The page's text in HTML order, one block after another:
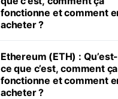
fonctionne et comment
acheter ?
Ethereum (ETH) : Qu’est-
ce que c’est, comment ça
fonctionne et comment
acheter ?